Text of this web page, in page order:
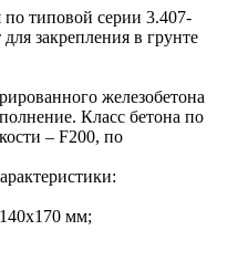
типовой серии 3.407-
закрепления в грунте
железобетона
Класс бетона по
– F200, по
мм;